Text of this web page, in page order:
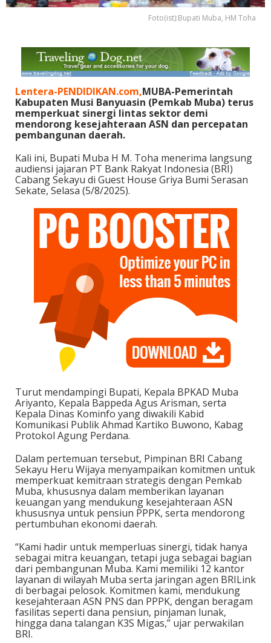
Foto(ist):Bupati Muba, HM Toha
Lentera-PENDIDIKAN.com,MUBA-Pemerintah
Kabupaten Musi Banyuasin (Pemkab Muba) terus
memperkuat sinergi lintas sektor demi
mendorong kesejahteraan ASN dan percepatan
pembangunan daerah.
Kali ini, Bupati Muba H M. Toha menerima langsung
audiensi jajaran PT Bank Rakyat Indonesia (BRI)
Cabang Sekayu di Guest House Griya Bumi Serasan
Sekate, Selasa (5/8/2025).
Turut mendampingi Bupati, Kepala BPKAD Muba
Ariyanto, Kepala Bappeda Agus Arisman, serta
Kepala Dinas Kominfo yang diwakili Kabid
Komunikasi Publik Ahmad Kartiko Buwono, Kabag
Protokol Agung Perdana.
Dalam pertemuan tersebut, Pimpinan BRI Cabang
Sekayu Heru Wijaya menyampaikan komitmen untuk
memperkuat kemitraan strategis dengan Pemkab
Muba, khususnya dalam memberikan layanan
keuangan yang mendukung kesejahteraan ASN
khususnya untuk pensiun PPPK, serta mendorong
pertumbuhan ekonomi daerah.
“Kami hadir untuk memperluas sinergi, tidak hanya
sebagai mitra keuangan, tetapi juga sebagai bagian
dari pembangunan Muba. Kami memiliki 12 kantor
layanan di wilayah Muba serta jaringan agen BRILink
di berbagai pelosok. Komitmen kami, mendukung
kesejahteraan ASN PNS dan PPPK, dengan beragam
fasilitas seperti dana pensiun, pinjaman lunak,
hingga dana talangan K3S Migas,” ujar perwakilan
BRI.